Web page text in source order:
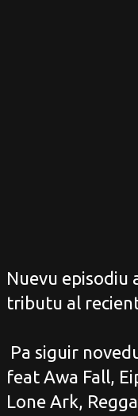
Nuevu episodiu
tributu al
Pa siguir
feat Awa Fall,
Lone Ark,